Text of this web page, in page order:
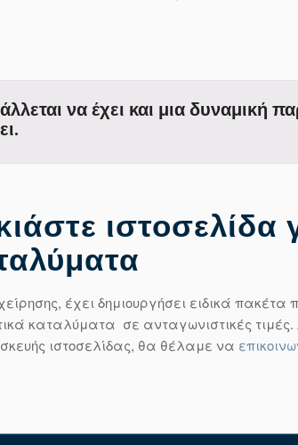
να έχει και μια δυναμική
ιστοσελίδα
έχει δημιουργήσει ειδικά
καταλύματα σε ανταγωνιστικές
ιστοσελίδας, θα θέλαμε να